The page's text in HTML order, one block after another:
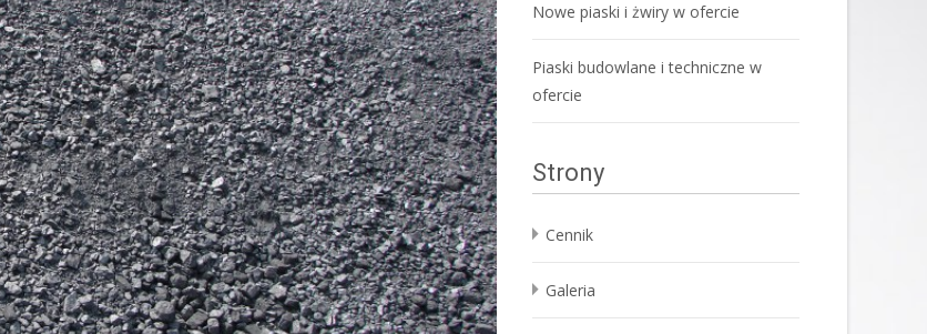
Nowe piaski i żwiry w ofercie
Piaski budowlane i techniczne w
ofercie
Strony
Cennik
Galeria